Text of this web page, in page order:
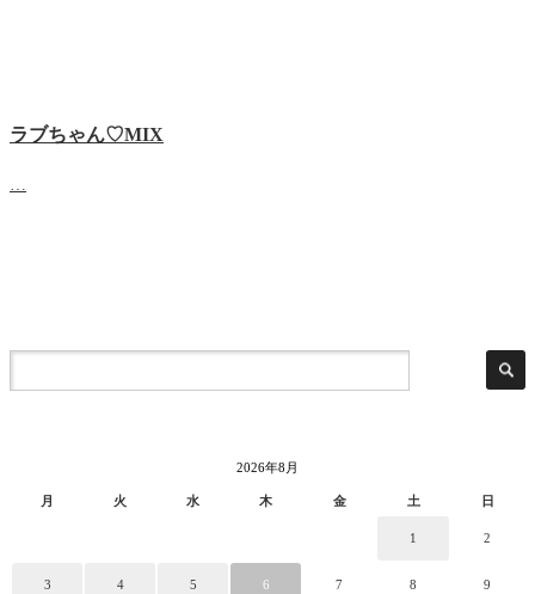
ラブちゃん♡MIX
2026年8月
月 火 水 木 金 土 日
1 2
3 4 5 6 7 8 9